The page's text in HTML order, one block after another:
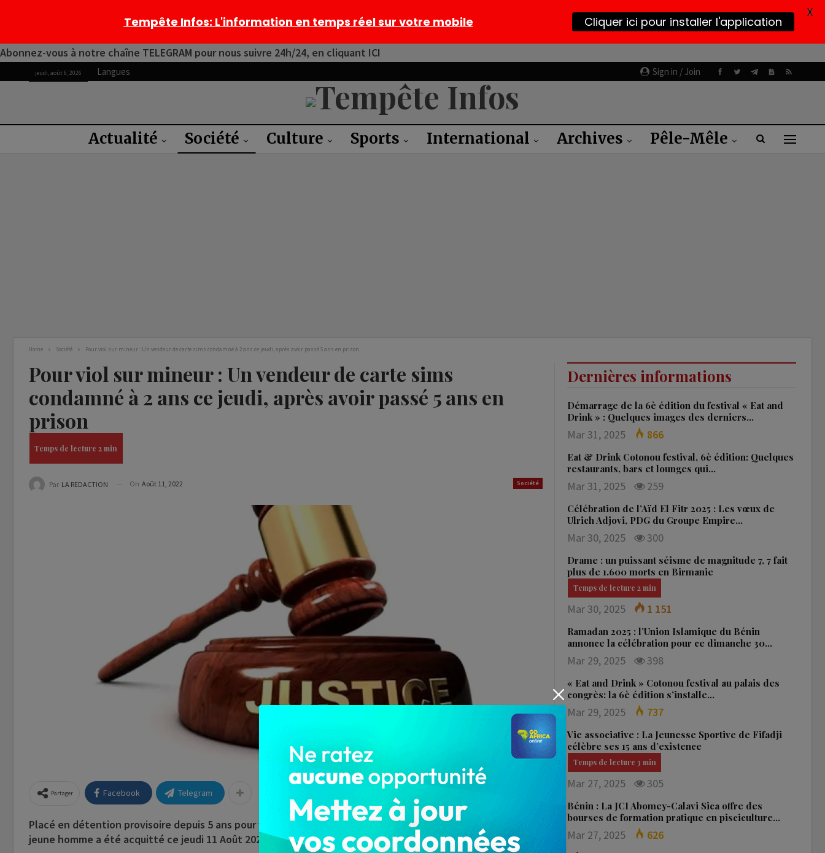
Abonnez-vous à notre chaîne TELEGRAM pour nous suivre 24h/24, en cliquant ICI
Sign in / Join
jeudi, août 6, 2026 Langues
Actualité Société Culture Sports International Archives Pêle-Mêle
Home Société Pour viol sur mineur : Un vendeur de carte sims condamné à 2 ans ce jeudi, après avoir passé 5 ans en prison
Pour viol sur mineur : Un vendeur de carte sims
condamné à 2 ans ce jeudi, après avoir passé 5 ans en
prison
Société
Par LA REDACTION On Août 11, 2022
Partager Facebook Telegram
Placé en détention provisoire depuis 5 ans pour viol sur une mineure de 16 ans et recel d’objets volés, un
jeune homme a été acquitté ce jeudi 11 Août 2022 par le tribunal de première instance de Cotonou.
Dernières informations
Démarrage de la 6è édition du festival « Eat and
Drink » : Quelques images des derniers…
Mar 31, 2025 866
Eat & Drink Cotonou festival, 6è édition: Quelques
restaurants, bars et lounges qui…
Mar 31, 2025 259
Célébration de l’Aïd El Fitr 2025 : Les vœux de
Ulrich Adjovi, PDG du Groupe Empire…
Mar 30, 2025 300
Drame : un puissant séisme de magnitude 7, 7 fait
plus de 1.600 morts en Birmanie
Mar 30, 2025 1 151
Ramadan 2025 : l’Union Islamique du Bénin
annonce la célébration pour ce dimanche 30…
Mar 29, 2025 398
« Eat and Drink » Cotonou festival au palais des
congrès: la 6è édition s’installe…
Mar 29, 2025 737
Vie associative : La Jeunesse Sportive de Fifadji
célèbre ses 15 ans d’existence
Mar 27, 2025 305
Bénin : La JCI Abomey-Calavi Sica offre des
bourses de formation pratique en pisciculture…
Mar 27, 2025 626
Tempête Infos: L'information en temps réel sur votre mobile Cliquer ici pour installer l'application
X